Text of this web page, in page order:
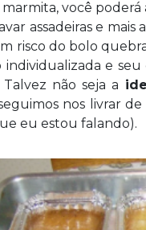
você poderá
assadeiras e mais
risco do bolo
individualizada e
não seja a
nos livrar
eu estou falando).